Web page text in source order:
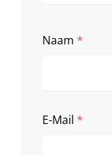
Naam *
E-Mail *